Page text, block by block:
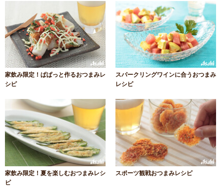
家飲み限定！ぱぱっと作るおつまみレ
シピ
スパークリングワインに合うおつまみ
レシピ
家飲み限定！夏を楽しむおつまみレシ
ピ
スポーツ観戦おつまみレシピ